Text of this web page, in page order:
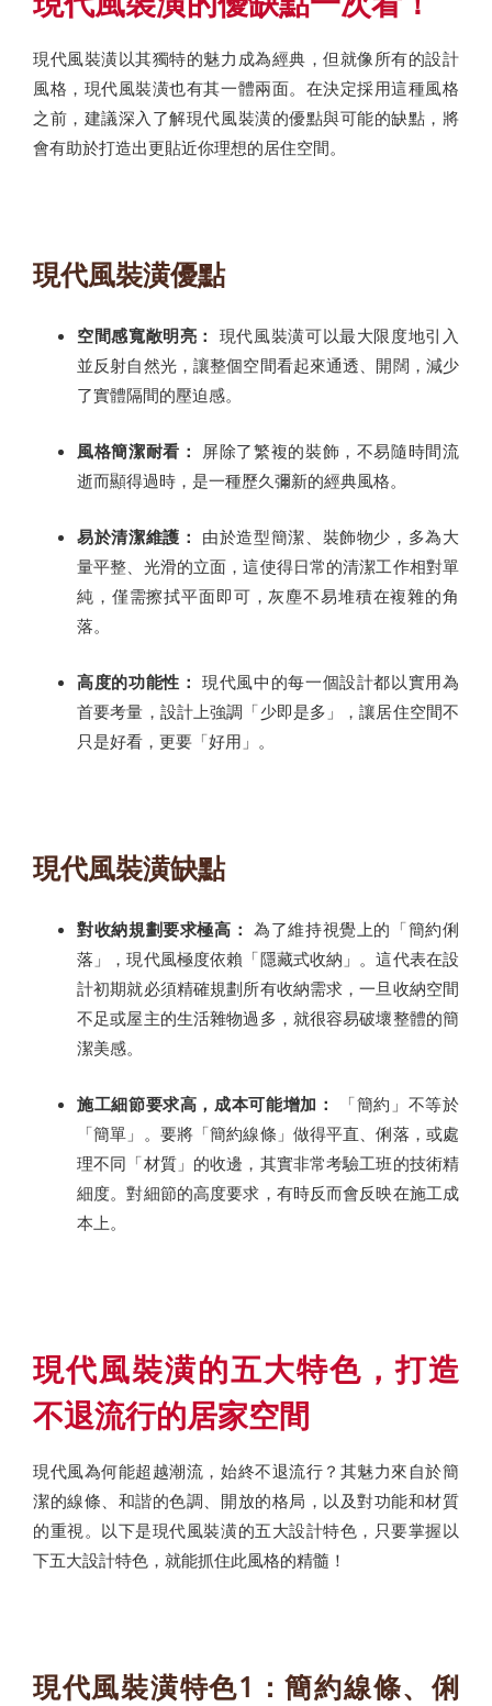
現代風裝潢以其獨特的魅力成為經典，但就像所有的設計
風格，現代風裝潢也有其一體兩面。在決定採用這種風格
之前，建議深入了解現代風裝潢的優點與可能的缺點，將
會有助於打造出更貼近你理想的居住空間。
現代風裝潢優點
空間感寬敞明亮： 現代風裝潢可以最大限度地引入
並反射自然光，讓整個空間看起來通透、開闊，減少
了實體隔間的壓迫感。
風格簡潔耐看：
屏除了繁複的裝飾，不易隨時間流
逝而顯得過時，是一種歷久彌新的經典風格。
易於清潔維護： 由於造型簡潔、裝飾物少，多為大
量平整、光滑的立面，這使得日常的清潔工作相對單
純，僅需擦拭平面即可，灰塵不易堆積在複雜的角
落。
高度的功能性： 現代風中的每一個設計都以實用為
首要考量，設計上強調「少即是多」，讓居住空間不
只是好看，更要「好用」。
現代風裝潢缺點
對收納規劃要求極高： 為了維持視覺上的「簡約俐
落」，現代風極度依賴「隱藏式收納」。這代表在設
計初期就必須精確規劃所有收納需求，一旦收納空間
不足或屋主的生活雜物過多，就很容易破壞整體的簡
潔美感。
施工細節要求高，成本可能增加：
「簡約」不等於
「簡單」。要將「簡約線條」做得平直、俐落，或處
理不同「材質」的收邊，其實非常考驗工班的技術精
細度。對細節的高度要求，有時反而會反映在施工成
本上。
現代風裝潢的五大特色，打造
不退流行的居家空間
現代風為何能超越潮流，始終不退流行？其魅力來自於簡
潔的線條、和諧的色調、開放的格局，以及對功能和材質
的重視。以下是現代風裝潢的五大設計特色，只要掌握以
下五大設計特色，就能抓住此風格的精髓！
現代風裝潢特色1：簡約線條、俐